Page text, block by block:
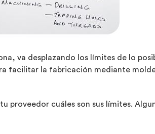
va desplazando los límites de lo
facilitar la fabricación mediante
proveedor cuáles son sus límites.